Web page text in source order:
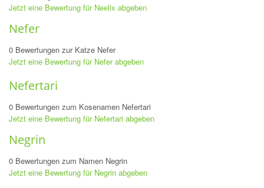
Jetzt eine Bewertung für Neelix abgeben
Nefer
0 Bewertungen zur Katze Nefer
Jetzt eine Bewertung für Nefer abgeben
Nefertari
0 Bewertungen zum Kosenamen Nefertari
Jetzt eine Bewertung für Nefertari abgeben
Negrin
0 Bewertungen zum Namen Negrin
Jetzt eine Bewertung für Negrin abgeben